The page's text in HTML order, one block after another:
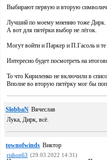
Выбирают первую и вторую
Лучший по моему мнению тоже Дирк.
А вот для пятёрки выбор не лёгок.
Могут войти и Паркер и П.Гасоль и
Интересно будет посмотреть на
То что Кириленко не включили в
Вполне во вторую пятёрку мог бы
SlobbaN Вячеслав
Лука, Дирк, всё.
townofwinds Виктор
rishon63 (29.03.2022 14:31)